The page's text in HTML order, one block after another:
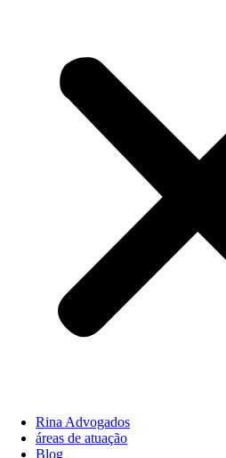
Rina Advogados
áreas de atuação
Blog